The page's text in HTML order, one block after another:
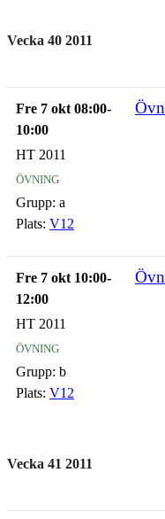
Vecka 40 2011
Fre 7 okt 08:00-
10:00
HT 2011
övning
Grupp: a
Plats: V12
Fre 7 okt 10:00-
12:00
HT 2011
övning
Grupp: b
Plats: V12
Vecka 41 2011